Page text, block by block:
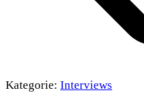
Kategorie: Interviews